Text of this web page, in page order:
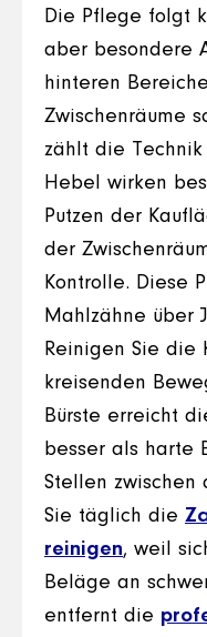
Die Pflege folgt
aber besondere
hinteren
Zwischenräume
zählt die
Hebel wirken
Putzen der
der
Kontrolle. Diese
Mahlzähne über
Reinigen Sie die
kreisenden
Bürste erreicht
besser als harte
Stellen zwischen
Sie täglich die
reinigen, weil
Beläge an
entfernt die